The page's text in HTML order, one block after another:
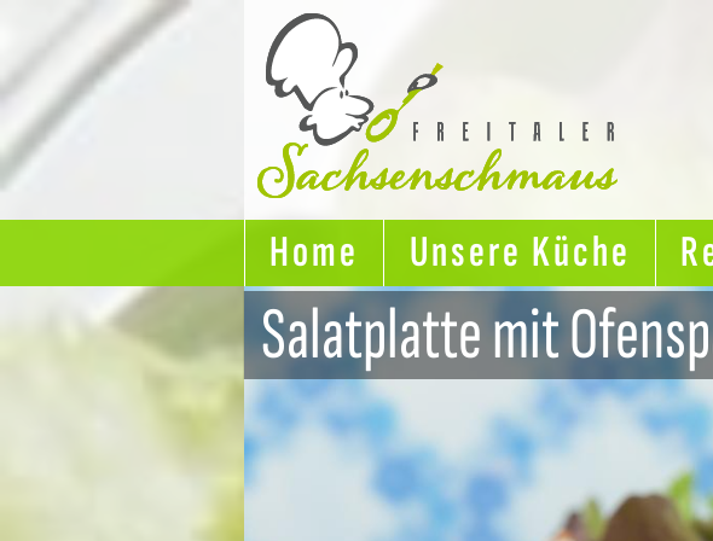
Inhalt
Hauptnavigation
Home Unsere Küche
Salatplatte mit